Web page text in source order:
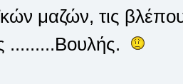
μαζών, τις
.........Βουλής.